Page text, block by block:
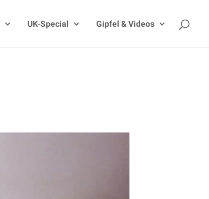
UK-Special Gipfel & Videos